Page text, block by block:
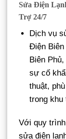
Sửa Điện
Trợ 24/7
Dịch vụ
Điện
Biên
sự cố
thuật,
trong khu
Với quy
sửa điện